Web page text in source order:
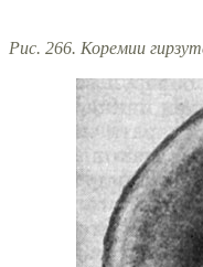
Рис. 266. Коремии